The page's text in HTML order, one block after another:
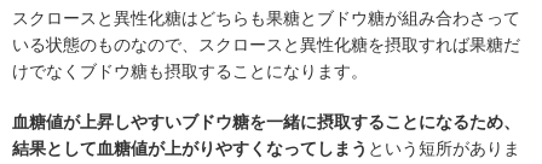
スクロースと異性化糖はどちらも果糖とブドウ糖が組み合わさって
いる状態のものなので、スクロースと異性化糖を摂取すれば果糖だ
けでなくブドウ糖も摂取することになります。
血糖値が上昇しやすいブドウ糖を一緒に摂取することになるため、
結果として血糖値が上がりやすくなってしまう という短所がありま